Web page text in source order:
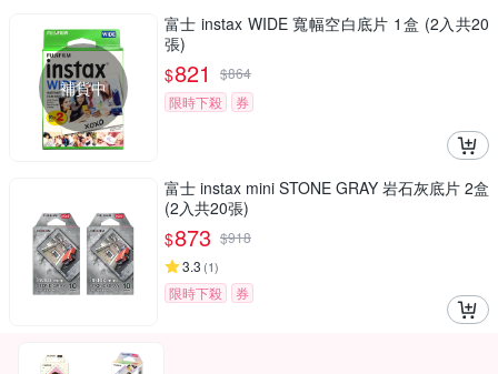
補貨中
富士 instax WIDE 寬幅空白底片 1盒 (2入共20
張)
$821 $864
限時下殺
券
富士 instax mini STONE GRAY 岩石灰底片 2盒
(2入共20張)
$873 $918
3.3 (1)
限時下殺 券